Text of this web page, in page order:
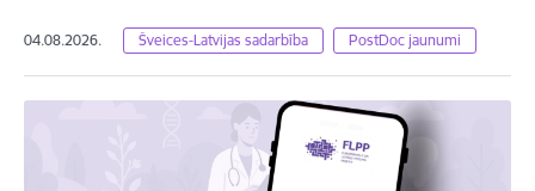
04.08.2026. Šveices-Latvijas sadarbība PostDoc jaunumi